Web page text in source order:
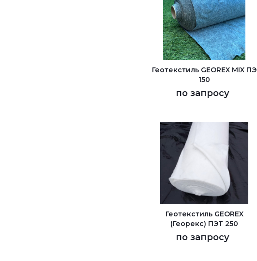
Геотекстиль GEOREX MIX ПЭ
150
по запросу
Геотекстиль GEОREX
(Георекс) ПЭТ 250
по запросу